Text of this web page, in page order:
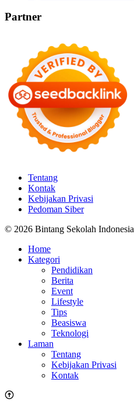
Partner
Tentang
Kontak
Kebijakan Privasi
Pedoman Siber
© 2026 Bintang Sekolah Indonesia
Home
Kategori
Pendidikan
Berita
Event
Lifestyle
Tips
Beasiswa
Teknologi
Laman
Tentang
Kebijakan Privasi
Kontak